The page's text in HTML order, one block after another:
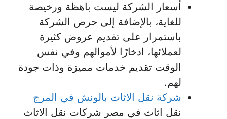
أسعار الشركة ليست باهظة ورخيصة
للغاية، بالإضافة إلى حرص الشركة
باستمرار على تقديم عروض كثيرة
لعملائها، ادخارًا لأموالهم وفي نفس
الوقت تقديم خدمات مميزة وذات جودة
لهم.
شركة نقل الاثاث بالونش في المرج
نقل اثاث في مصر شركات نقل الاثاث